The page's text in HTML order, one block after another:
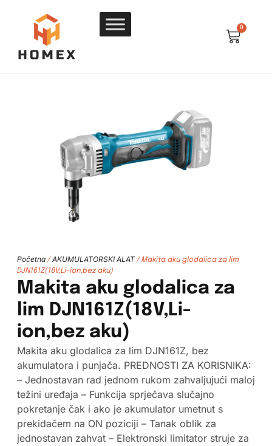
0
Početna/ AKUMULATORSKI ALAT/ Makita aku glodalica za lim
DJN161Z(18V,Li-ion,bez aku)
Makita aku glodalica za
lim DJN161Z(18V,Li-
ion,bez aku)
Makita aku glodalica za lim DJN161Z, bez
akumulatora i punjača. PREDNOSTI ZA KORISNIKA:
– Jednostavan rad jednom rukom zahvaljujući maloj
težini uređaja – Funkcija sprječava slučajno
pokretanje čak i ako je akumulator umetnut s
prekidačem na ON poziciji – Tanak oblik za
jednostavan zahvat – Elektronski limitator struje za